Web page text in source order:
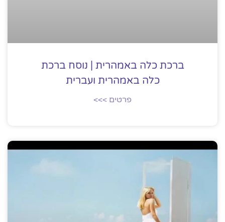
ברכת כלה באמהרית | נוסח ברכת
כלה באמהרית ועברית
פרטים >>>